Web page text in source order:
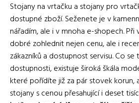
Stojany na vrtačku a stojany pro
dostupné zboží. Seženete je v
nářadím, ale i v mnoha e-shopech.
dobré zohlednit nejen cenu, ale i
zákazníků a dostupnost servisu. Co
dostupnosti, existuje široká škála
které pořídíte již za pár stovek korun,
stojany s cenou přesahující i deset